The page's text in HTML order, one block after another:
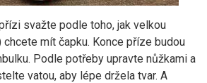
svažte podle toho, jak velkou
chcete mít čapku. Konce příze budou
Podle potřeby upravte nůžkami a
vatou, aby lépe držela tvar. A